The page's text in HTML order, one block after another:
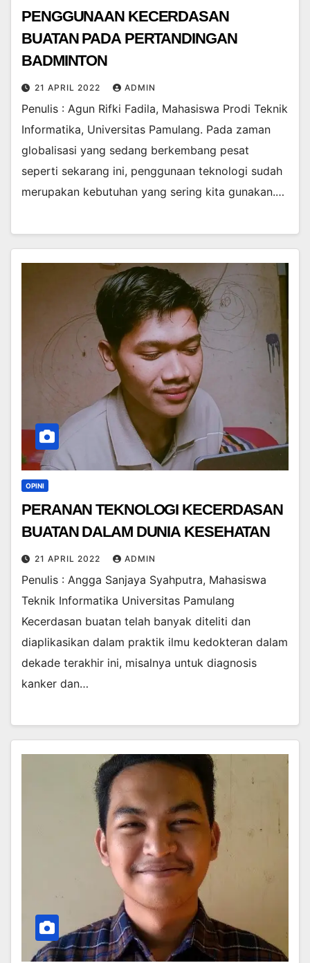
PENGGUNAAN KECERDASAN
BUATAN PADA PERTANDINGAN
BADMINTON
21 APRIL 2022 ADMIN
Penulis : Agun Rifki Fadila, Mahasiswa Prodi Teknik
Informatika, Universitas Pamulang. Pada zaman
globalisasi yang sedang berkembang pesat
seperti sekarang ini, penggunaan teknologi sudah
merupakan kebutuhan yang sering kita gunakan.…
OPINI
PERANAN TEKNOLOGI KECERDASAN
BUATAN DALAM DUNIA KESEHATAN
21 APRIL 2022 ADMIN
Penulis : Angga Sanjaya Syahputra, Mahasiswa
Teknik Informatika Universitas Pamulang
Kecerdasan buatan telah banyak diteliti dan
diaplikasikan dalam praktik ilmu kedokteran dalam
dekade terakhir ini, misalnya untuk diagnosis
kanker dan…